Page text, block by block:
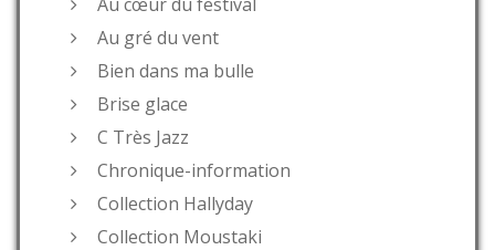
Au gré du vent
Bien dans ma bulle
Brise glace
C Très Jazz
Chronique-information
Collection Hallyday
Collection Moustaki